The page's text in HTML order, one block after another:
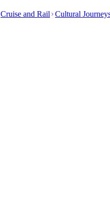
Cruise and Rail Cultural